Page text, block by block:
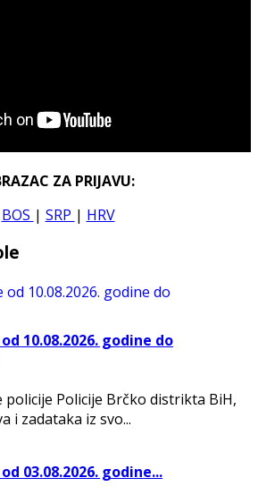
ZA PRIJAVU:
BOS | SRP | HRV
10.08.2026. godine do
policije Policije Brčko distrikta BiH,
i zadataka iz svo...
03.08.2026. godine...